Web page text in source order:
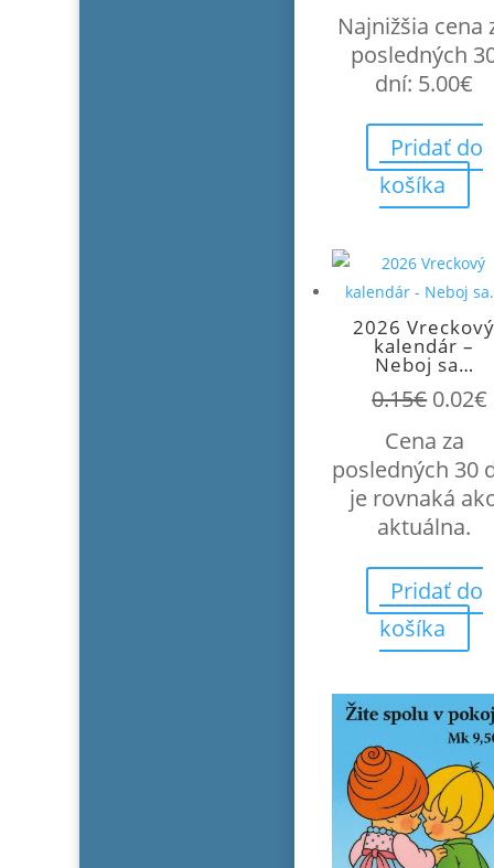
Najnižšia cena
posledných
dní: 5.00€
Pridať do
košíka
2026 Vreckový
kalendár –
Neboj sa…
0.15€
bola:
0.15€.
0.02€
Cena za
posledných 30
je rovnaká
aktuálna.
Pridať do
košíka